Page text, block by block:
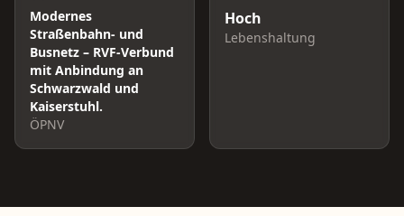
Modernes
Straßenbahn- und
Busnetz – RVF-Verbund
mit Anbindung an
Schwarzwald und
Kaiserstuhl.
ÖPNV
Hoch
Lebenshaltung